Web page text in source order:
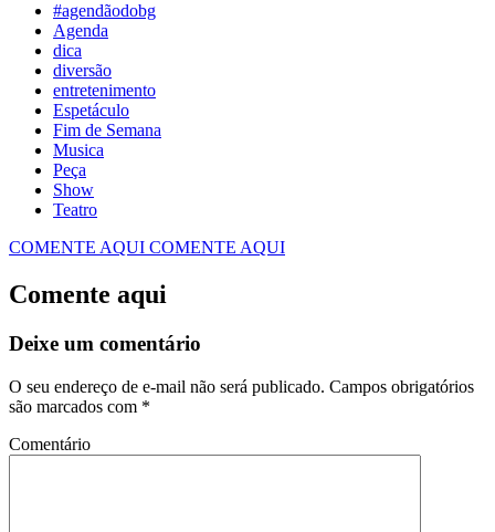
#agendãodobg
Agenda
dica
diversão
entretenimento
Espetáculo
Fim de Semana
Musica
Peça
Show
Teatro
COMENTE AQUI COMENTE AQUI
Comente aqui
Deixe um comentário
O seu endereço de e-mail não será publicado. Campos obrigatórios
são marcados com *
Comentário